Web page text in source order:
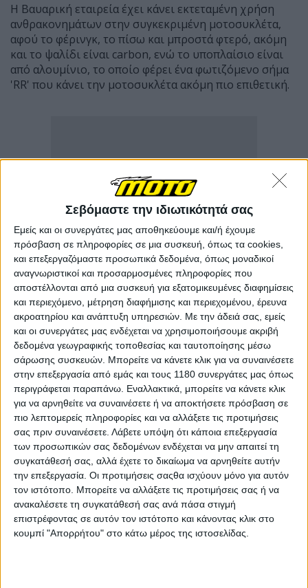
Σεβόμαστε την ιδιωτικότητά σας
Εμείς και οι συνεργάτες μας αποθηκεύουμε και/ή έχουμε
πρόσβαση σε πληροφορίες σε μια συσκευή, όπως τα cookies,
και επεξεργαζόμαστε προσωπικά δεδομένα, όπως μοναδικοί
αναγνωριστικοί και προσαρμοσμένες πληροφορίες που
αποστέλλονται από μια συσκευή για εξατομικευμένες διαφημίσεις
και περιεχόμενο, μέτρηση διαφήμισης και περιεχομένου, έρευνα
ακροατηρίου και ανάπτυξη υπηρεσιών. Με την άδειά σας, εμείς
και οι συνεργάτες μας ενδέχεται να χρησιμοποιήσουμε ακριβή
δεδομένα γεωγραφικής τοποθεσίας και ταυτοποίησης μέσω
σάρωσης συσκευών. Μπορείτε να κάνετε κλικ για να συναινέσετε
στην επεξεργασία από εμάς και τους 1180 συνεργάτες μας όπως
περιγράφεται παραπάνω. Εναλλακτικά, μπορείτε να κάνετε κλικ
για να αρνηθείτε να συναινέσετε ή να αποκτήσετε πρόσβαση σε
πιο λεπτομερείς πληροφορίες και να αλλάξετε τις προτιμήσεις
σας πριν συναινέσετε. Λάβετε υπόψη ότι κάποια επεξεργασία
των προσωπικών σας δεδομένων ενδέχεται να μην απαιτεί τη
συγκατάθεσή σας, αλλά έχετε το δικαίωμα να αρνηθείτε αυτήν
την επεξεργασία. Οι προτιμήσεις σαςθα ισχύουν μόνο για αυτόν
τον ιστότοπο. Μπορείτε να αλλάξετε τις προτιμήσεις σας ή να
ανακαλέσετε τη συγκατάθεσή σας ανά πάσα στιγμή
επιστρέφοντας σε αυτόν τον ιστότοπο και κάνοντας κλικ στο
κουμπί "Απορρήτου" στο κάτω μέρος της ιστοσελίδας.
Η Βαυαρική εταιρεία έχει κάνει εκτεταμένη χρήση
ανθρακονημάτων στην συγκεκριμένη μοτοσυκλέτα,
αφού το φέρινγκ, το πίσω και μπροστά φτερό, ακόμη
και το ψαλίδι είναι carbon, ενώ το υποπλαίσιο είναι
από αλουμίνιο, το οποίο φέρει ένα φωτιζόμενο σήμα
'RR' που κάνει την μοτοσυκλέτα ακόμη πιο επιθετική.
Ο ήχος που προέρχεται από τον τετρακύλινδρο
κινητήρας της BMW Concept RR κάνει ξεκάθαρο πως η
μοτοσυκλέτα έχει αγωνιστικές καταβολές και το